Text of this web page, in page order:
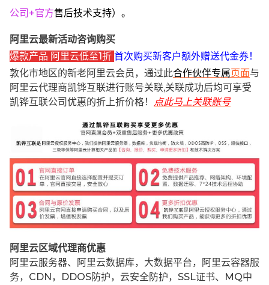
公司+官方售后技术支持）。
阿里云最新活动咨询购买
爆款产品 阿里云低至1折 首次购买新客户额外赠送代金券！
敦化市地区的新老阿里云会员，通过此合作伙伴专属页面与
阿里云代理商凯铧互联进行账号关联,关联成功后均可享受
凯铧互联公司优惠的折上折价格！
点此马上关联账号
阿里云区域代理商优惠
阿里云服务器、阿里云数据库，大数据平台，阿里云容器服
务，CDN，DDOS防护，云安全防护，SSL证书、MQ中